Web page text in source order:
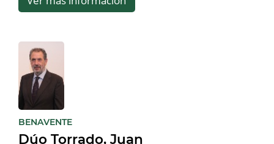
BENAVENTE:
Dúo Torrado, Juan